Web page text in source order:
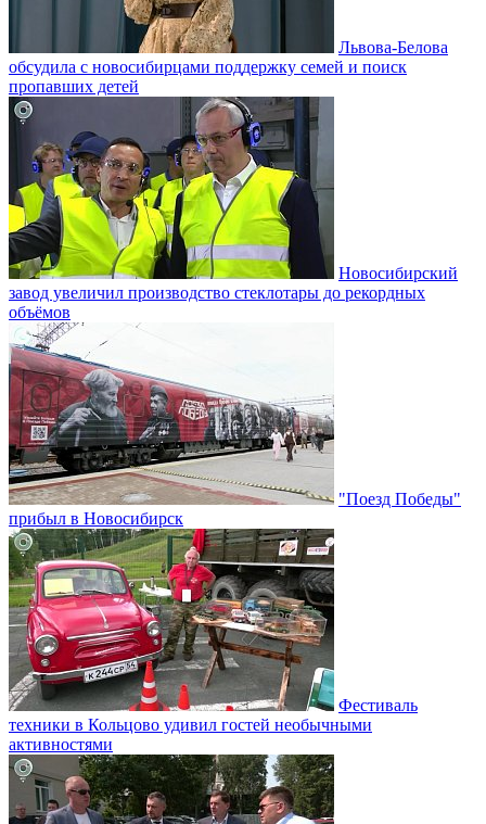
Львова-Белова
обсудила с новосибирцами поддержку семей и поиск
пропавших детей
Новосибирский
завод увеличил производство стеклотары до рекордных
объёмов
"Поезд Победы"
прибыл в Новосибирск
Фестиваль
техники в Кольцово удивил гостей необычными
активностями